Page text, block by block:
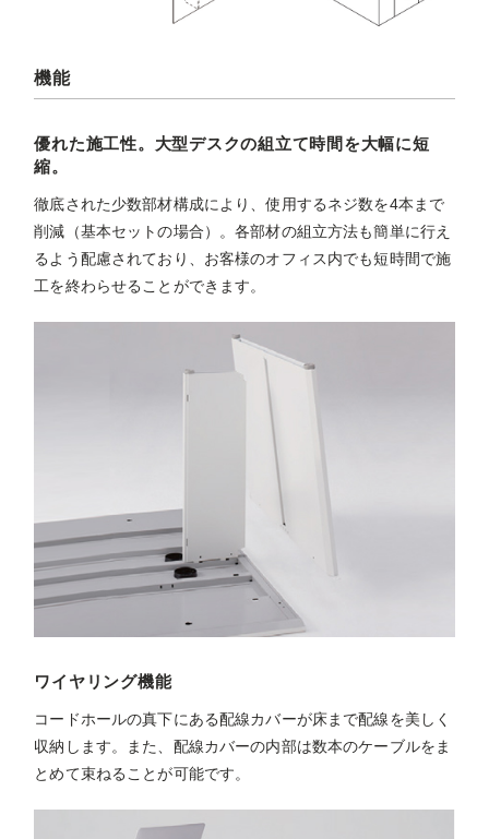
機能
優れた施工性。大型デスクの組立て時間を大幅に短
縮。
徹底された少数部材構成により、使用するネジ数を4本まで
削減（基本セットの場合）。各部材の組立方法も簡単に行え
るよう配慮されており、お客様のオフィス内でも短時間で施
工を終わらせることができます。
ワイヤリング機能
コードホールの真下にある配線カバーが床まで配線を美しく
収納します。また、配線カバーの内部は数本のケーブルをま
とめて束ねることが可能です。